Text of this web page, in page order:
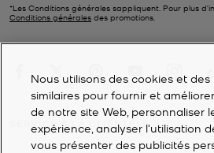
*Les Conditions générales sappliquent. Pour plus
Conditions générales des promotions.
SERVICE À LA CLIENTÈLE
Nous utilisons des cookies et
similaires pour fournir et
de notre site Web, personnaliser
expérience, analyser l'utilisation
vous présenter des publicités